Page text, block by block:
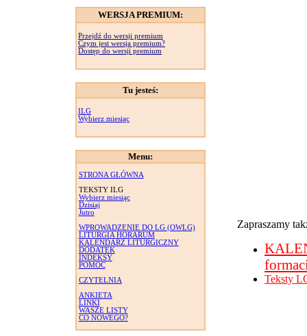
WERSJA PREMIUM:
Przejdź do wersji premium
Czym jest wersja premium?
Dostęp do wersji premium
Tu jesteś:
ILG
Wybierz miesiąc
Menu:
STRONA GŁÓWNA
TEKSTY ILG
Wybierz miesiąc
Dzisiaj
Jutro
WPROWADZENIE DO LG (OWLG)
LITURGIA HORARUM
KALENDARZ LITURGICZNY
DODATEK
INDEKSY
POMOC
CZYTELNIA
ANKIETA
LINKI
WASZE LISTY
CO NOWEGO?
Zapraszamy
Teksty